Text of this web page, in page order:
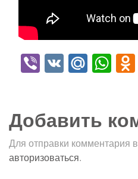
Viber
VK
Добавить
Для отправки комментария
авторизоваться.